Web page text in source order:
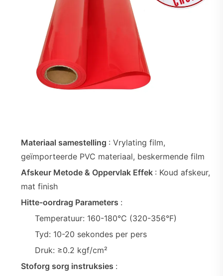
Materiaal samestelling : Vrylating film,
geïmporteerde PVC materiaal, beskermende film
Afskeur Metode & Oppervlak Effek : Koud afskeur,
mat finish
Hitte-oordrag Parameters :
Temperatuur: 160-180°C (320-356°F)
Tyd: 10-20 sekondes per pers
Druk: ≥0.2 kgf/cm²
Stoforg sorg instruksies :